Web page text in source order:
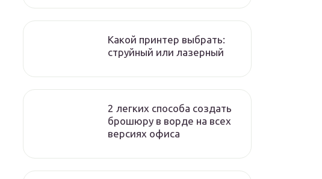
Какой принтер выбрать:
струйный или лазерный
2 легких способа создать
брошюру в ворде на всех
версиях офиса